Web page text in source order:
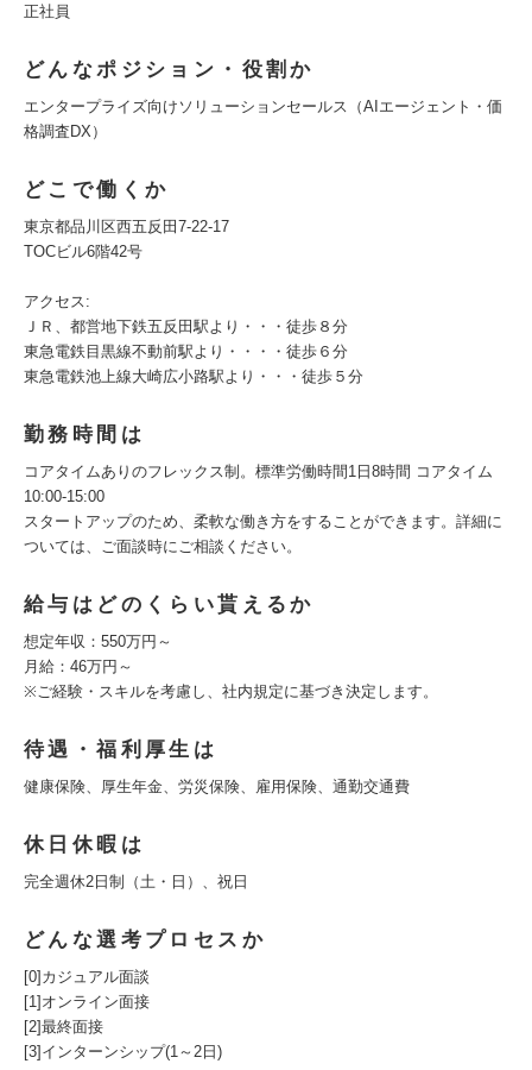
正社員
どんなポジション・役割か
エンタープライズ向けソリューションセールス（AIエージェント・価
格調査DX）
どこで働くか
東京都品川区西五反田7-22-17
TOCビル6階42号
アクセス:
ＪＲ、都営地下鉄五反田駅より・・・徒歩８分
東急電鉄目黒線不動前駅より・・・・徒歩６分
東急電鉄池上線大崎広小路駅より・・・徒歩５分
勤務時間は
コアタイムありのフレックス制。標準労働時間1日8時間 コアタイム
10:00-15:00
スタートアップのため、柔軟な働き方をすることができます。詳細に
ついては、ご面談時にご相談ください。
給与はどのくらい貰えるか
想定年収：550万円～
月給：46万円～
※ご経験・スキルを考慮し、社内規定に基づき決定します。
待遇・福利厚生は
健康保険、厚生年金、労災保険、雇用保険、通勤交通費
休日休暇は
完全週休2日制（土・日）、祝日
どんな選考プロセスか
[0]カジュアル面談
[1]オンライン面接
[2]最終面接
[3]インターンシップ(1～2日)